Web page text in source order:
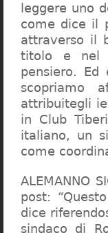
leggere uno
come dice il
attraverso il
titolo e nel
pensiero.
scopriamo
attribuitegli
in Club
italiano, un
come
ALEMANNO
post:
dice
sindaco di